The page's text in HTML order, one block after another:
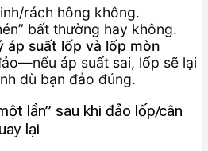
rách hông không.
bất thường hay không.
áp suất lốp và lốp mòn
áp suất sai, lốp sẽ lại
dù bạn đảo đúng.
lần” sau khi đảo lốp/cân
lại